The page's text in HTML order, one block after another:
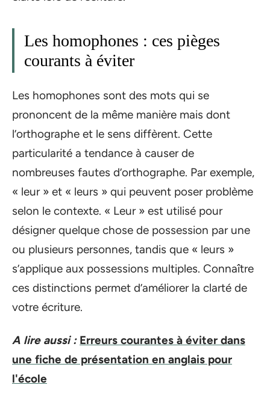
Les homophones : ces pièges
courants à éviter
Les homophones sont des mots qui se
prononcent de la même manière mais dont
l’orthographe et le sens diffèrent. Cette
particularité a tendance à causer de
nombreuses fautes d’orthographe. Par exemple,
« leur » et « leurs » qui peuvent poser problème
selon le contexte. « Leur » est utilisé pour
désigner quelque chose de possession par une
ou plusieurs personnes, tandis que « leurs »
s’applique aux possessions multiples. Connaître
ces distinctions permet d’améliorer la clarté de
votre écriture.
A lire aussi : Erreurs courantes à éviter dans
une fiche de présentation en anglais pour
l'école